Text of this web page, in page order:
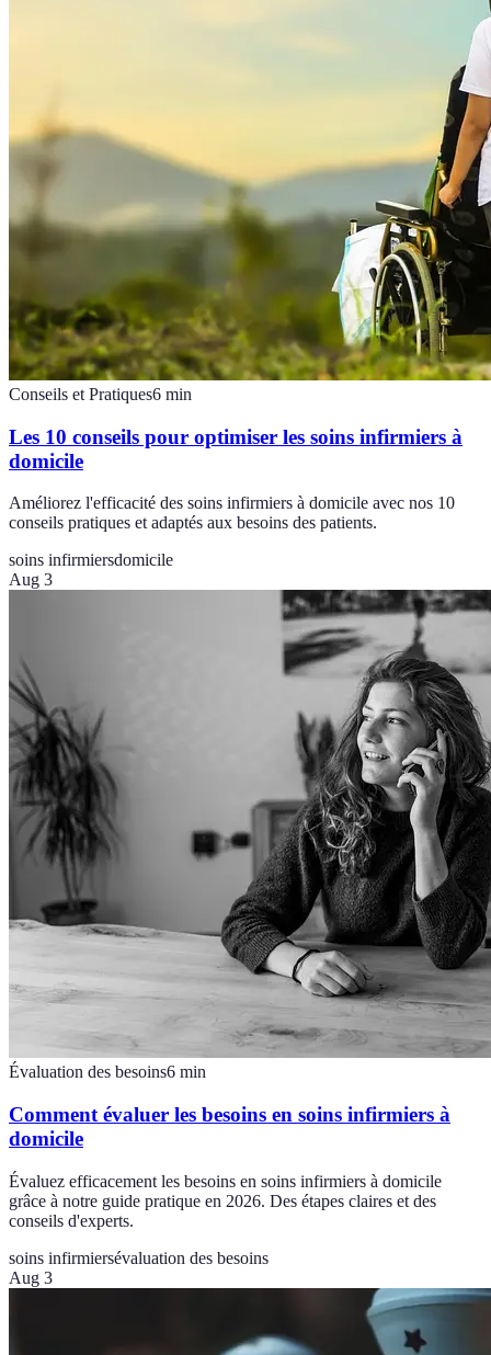
Conseils et Pratiques6 min
Les 10 conseils pour optimiser les soins infirmiers à
domicile
Améliorez l'efficacité des soins infirmiers à domicile avec nos 10
conseils pratiques et adaptés aux besoins des patients.
soins infirmiersdomicile
Aug 3
Évaluation des besoins6 min
Comment évaluer les besoins en soins infirmiers à
domicile
Évaluez efficacement les besoins en soins infirmiers à domicile
grâce à notre guide pratique en 2026. Des étapes claires et des
conseils d'experts.
soins infirmiersévaluation des besoins
Aug 3